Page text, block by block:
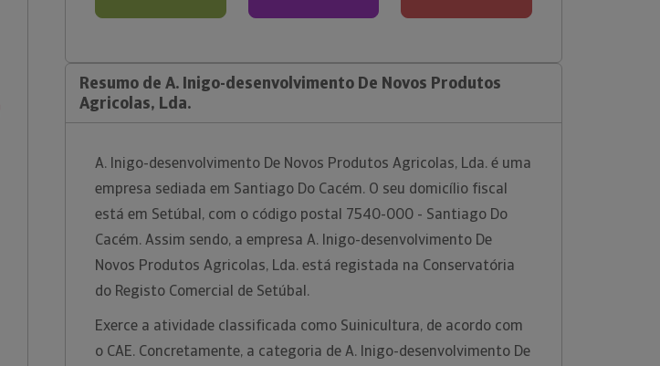
Resumo de A. Inigo-desenvolvimento De Novos Produtos
Agricolas, Lda.
A. Inigo-desenvolvimento De Novos Produtos Agricolas, Lda. é uma
empresa sediada em Santiago Do Cacém. O seu domicílio fiscal
está em Setúbal, com o código postal 7540-000 - Santiago Do
Cacém. Assim sendo, a empresa A. Inigo-desenvolvimento De
Novos Produtos Agricolas, Lda. está registada na Conservatória
do Registo Comercial de Setúbal.
Exerce a atividade classificada como Suinicultura, de acordo com
o CAE. Concretamente, a categoria de A. Inigo-desenvolvimento De